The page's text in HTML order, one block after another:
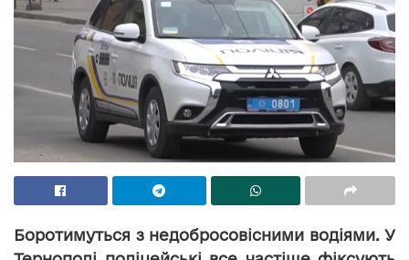
Боротимуться з недобросовісними водіями. У